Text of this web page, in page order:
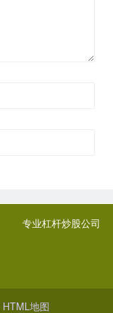
专业杠杆炒股公司
HTML地图